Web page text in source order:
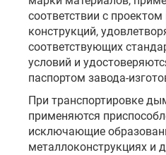
соответствии с
конструкций,
соответствующих
условий и
паспортом завода-
При транспортировке
применяются
исключающие
металлоконструкциях и